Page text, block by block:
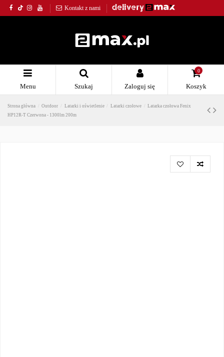
Kontakt z nami
Menu Szukaj Zaloguj się
0
Koszyk
Strona główna Outdoor Latarki i oświetlenie Latarki czołowe
Latarka czołowa Fenix
HP12R-T Czerwona - 1300lm 200m